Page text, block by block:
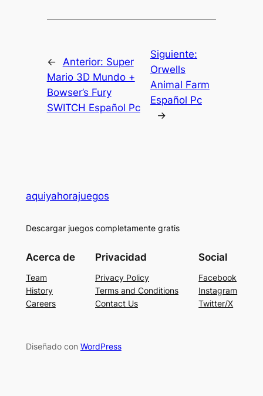
← Anterior: Super
Mario 3D Mundo +
Bowser’s Fury
SWITCH Español Pc
Siguiente:
Orwells
Animal Farm
Español Pc
→
aquiyahorajuegos
Descargar juegos completamente gratis
Acerca de
Team
History
Careers
Privacidad
Privacy Policy
Terms and Conditions
Contact Us
Social
Facebook
Instagram
Twitter/X
Diseñado con WordPress